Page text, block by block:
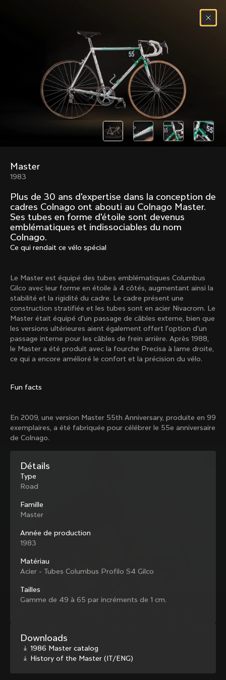
(0)
Past models that made history.
Overview over every bike produced by Colnago in
chronological order.
Freccia
1954
Mexico
1972
Mexico Oro
1979
Mexico TT
1980
Master
Master Krono
1984
Master Pista Equilateral
1985
Charger plus
10 de 71
À propos de nous
Store locator
Colnago d'occasion
Assistance
Contact
Guide de taille
Service et garantie
Expéditions et retours
Réseaux sociaux
Facebook
Instagram
Colnago avec notre lettre d’information
hebdomadaire
Conditions générales
Politique de confidentialité
Politique en matière de cookies
Changer de pays ?
Master
1983
Détails
Type
Road
Famille
Master
Année de production
1983
Matériau
Acier - Tubes Columbus Profilo S4 Gilco
Tailles
Gamme de 49 à 65 par incréments de 1 cm.
Downloads
1986 Master catalog
History of the Master (IT/ENG)
Plus de 30 ans d'expertise dans la conception de
cadres Colnago ont abouti au Colnago Master.
Ses tubes en forme d'étoile sont devenus
emblématiques et indissociables du nom
Colnago.
Ce qui rendait ce vélo spécial
Le Master est équipé des tubes emblématiques Columbus
Gilco avec leur forme en étoile à 4 côtés, augmentant ainsi la
stabilité et la rigidité du cadre. Le cadre présent une
construction stratifiée et les tubes sont en acier Nivacrom. Le
Master était équipé d'un passage de câbles externe, bien que
les versions ultérieures aient également offert l'option d'un
passage interne pour les câbles de frein arrière. Après 1988,
le Master a été produit avec la fourche Precisa à lame droite,
ce qui a encore amélioré le confort et la précision du vélo.
Fun facts
En 2009, une version Master 55th Anniversary, produite en 99
exemplaires, a été fabriquée pour célébrer le 55e anniversaire
de Colnago.